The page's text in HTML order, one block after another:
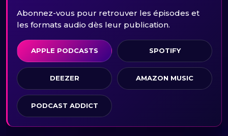
Abonnez-vous pour retrouver les épisodes et
les formats audio dès leur publication.
APPLE PODCASTS SPOTIFY
DEEZER AMAZON MUSIC
PODCAST ADDICT